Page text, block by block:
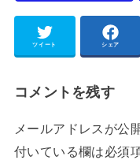
ツイート シェア
コメントを残す
メールアドレスが公
付いている欄は必須